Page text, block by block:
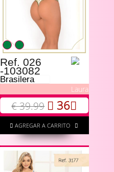
Ref. 026
-103082
Brasilera
Laura
€ 39.99 36
AGREGAR A CARRITO